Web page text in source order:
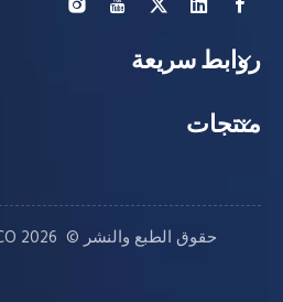
روابط سريعة
منتجات
حقوق الطبع والنشر © ️ 2026